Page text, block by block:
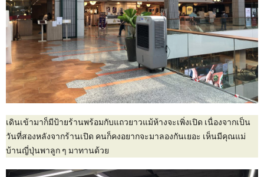
เดินเข้ามาก็มีป้ายร้านพร้อมกับแถวยาวแม้ห้างจะเพิ่งเปิด เนื่องจากเป็น
วันที่สองหลังจากร้านเปิด คนก็คงอยากจะมาลองกันเยอะ เห็นมีคุณแม่
บ้านญี่ปุ่นพาลูก ๆ มาทานด้วย